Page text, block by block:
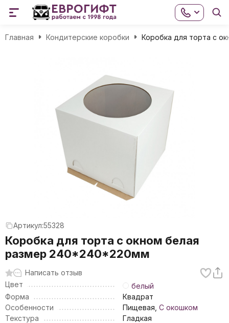
Главная Кондитерские коробки Коробка для торта с
Артикул:55328
Коробка для торта с окном белая
размер 240*240*220мм
Написать отзыв
Цвет
белый
Форма
Квадрат
Особенности
Пищевая, С окошком
Текстура
Гладкая